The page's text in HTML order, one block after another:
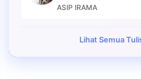
ASIP IRAMA
Lihat Semua